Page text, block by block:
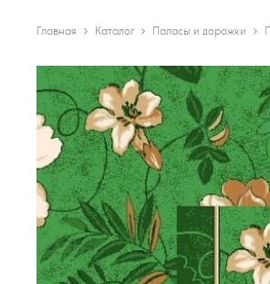
Главная Каталог Паласы и дорожки